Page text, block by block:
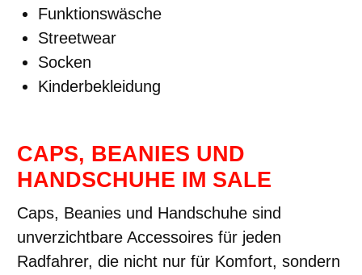
Funktionswäsche
Streetwear
Socken
Kinderbekleidung
CAPS, BEANIES UND
HANDSCHUHE IM SALE
Caps, Beanies und Handschuhe sind
unverzichtbare Accessoires für jeden
Radfahrer, die nicht nur für Komfort, sondern